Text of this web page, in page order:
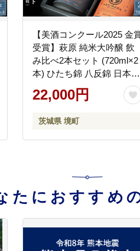
【美酒コンクール2025 金
受賞】萩原 純米大吟醸 飲
み比べ2本セット (720ml×2
本) ひたち錦 八反錦 日本酒
22,000円
茨城県 境町
たにおすすめ